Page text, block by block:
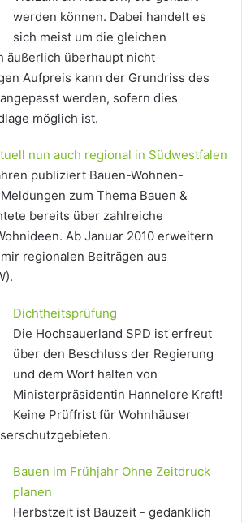
werden können. Dabei handelt es
sich meist um die gleichen
äußerlich überhaupt nicht
Aufpreis kann der Grundriss des
werden, sofern dies
möglich ist.
nun auch regional in Südwestfalen
publiziert Bauen-Wohnen-
zum Thema Bauen &
bereits über zahlreiche
Ab Januar 2010 erweitern
regionalen Beiträgen aus
Dichtheitsprüfung
Die Hochsauerland SPD ist erfreut
über den Beschluss der Regierung
und dem Wort halten von
Ministerpräsidentin Hannelore Kraft!
Keine Prüffrist für Wohnhäuser
Bauen im Frühjahr Ohne Zeitdruck
planen
Herbstzeit ist Bauzeit - gedanklich